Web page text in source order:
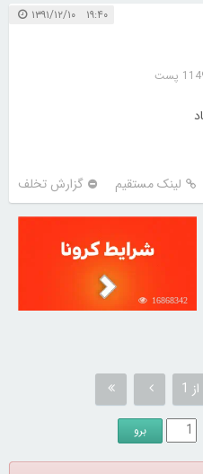
۱۹:۴۰ ۱۳۹۱/۱۲/۱۰
پست
لینک مستقیم گزارش تخلف
16868342